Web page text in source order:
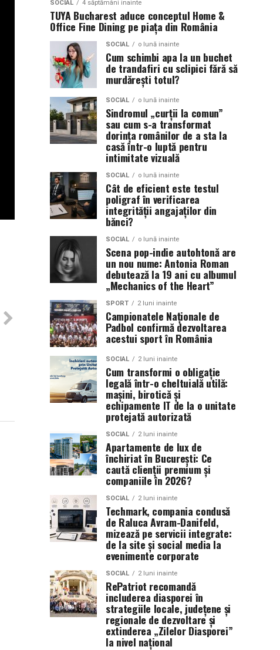
SOCIAL 4 săptămâni inainte
TUYA Bucharest aduce conceptul Home &
Office Fine Dining pe piața din România
SOCIAL o lună inainte
Cum schimbi apa la un buchet
de trandafiri cu sclipici fără să
murdărești totul?
SOCIAL o lună inainte
Sindromul „curții la comun”
sau cum s-a transformat
dorința românilor de a sta la
casă într-o luptă pentru
intimitate vizuală
SOCIAL o lună inainte
Cât de eficient este testul
poligraf în verificarea
integrității angajaților din
bănci?
SOCIAL o lună inainte
Scena pop-indie autohtonă are
un nou nume: Antonia Roman
debutează la 19 ani cu albumul
„Mechanics of the Heart”
SPORT 2 luni inainte
Campionatele Naționale de
Padbol confirmă dezvoltarea
acestui sport în România
SOCIAL 2 luni inainte
Cum transformi o obligație
legală într-o cheltuială utilă:
mașini, birotică și
echipamente IT de la o unitate
protejată autorizată
SOCIAL 2 luni inainte
Apartamente de lux de
închiriat în București: Ce
caută clienții premium și
companiile în 2026?
SOCIAL 2 luni inainte
Techmark, compania condusă
de Raluca Avram-Danifeld,
mizează pe servicii integrate:
de la site și social media la
evenimente corporate
SOCIAL 2 luni inainte
RePatriot recomandă
includerea diasporei în
strategiile locale, județene și
regionale de dezvoltare și
extinderea „Zilelor Diasporei”
la nivel național